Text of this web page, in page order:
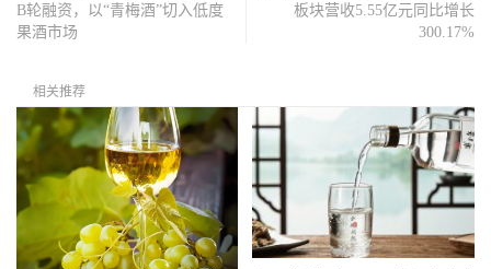
B轮融资，以“青梅酒”切入低度
果酒市场
板块营收5.55亿元同比增长
300.17%
相关推荐